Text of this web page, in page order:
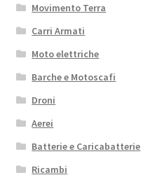
Movimento Terra
Carri Armati
Moto elettriche
Barche e Motoscafi
Droni
Aerei
Batterie e Caricabatterie
Ricambi